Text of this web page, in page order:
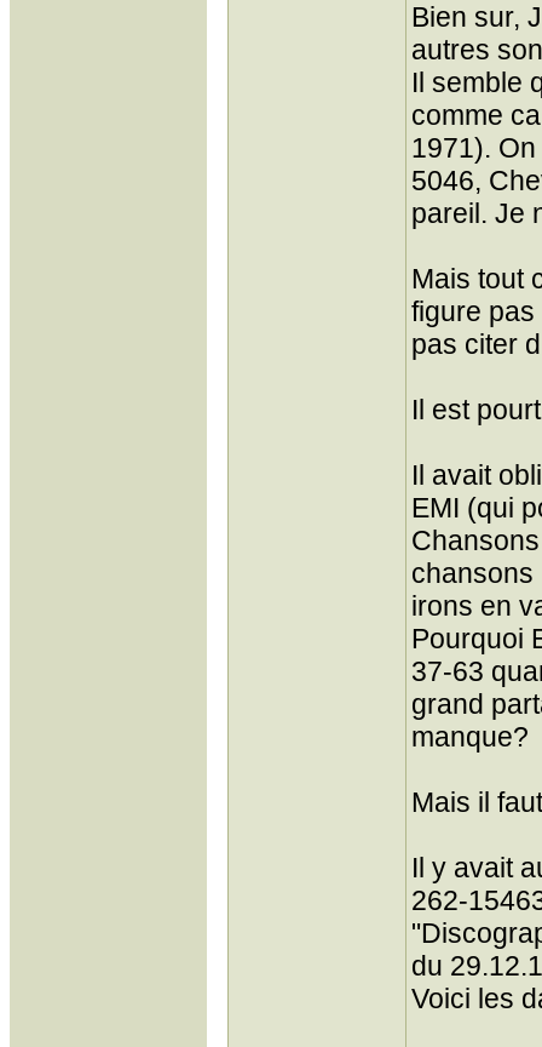
Bien sur,
autres
Il semble
comme
1971).
5046,
pareil. Je
Mais tout
figure pas
pas citer
Il est
Il avait
EMI (qui
chansons
irons en
Pourquoi
37-63
grand
manque?
Mais il
Il y avait
262-
du
Voici les